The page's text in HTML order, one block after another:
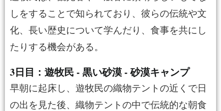
しをすることで知られており、彼らの伝統や文
化、長い歴史について学んだり、食事を共にし
たりする機会がある。
3日目：遊牧民 - 黒い砂漠 - 砂漠キャンプ
早朝に起床し、遊牧民の織物テントの近くで日
の出を見た後、織物テントの中で伝統的な朝食